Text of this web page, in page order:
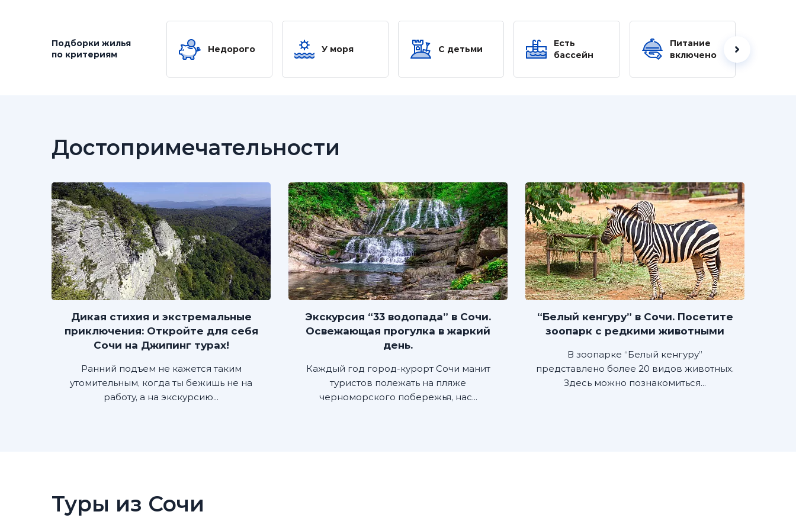
Подборки жилья
по критериям
Недорого У моря С детьми
Есть
бассейн
Питание
включено
Достопримечательности
Дикая стихия и экстремальные
приключения: Откройте для себя
Сочи на Джипинг турах!
Ранний подъем не кажется таким
утомительным, когда ты бежишь не на
работу, а на экскурсию...
Экскурсия “33 водопада” в Сочи.
Освежающая прогулка в жаркий
день.
Каждый год город-курорт Сочи манит
туристов полежать на пляже
черноморского побережья, нас...
“Белый кенгуру” в Сочи. Посетите
зоопарк с редкими животными
В зоопарке “Белый кенгуру”
представлено более 20 видов животных.
Здесь можно познакомиться...
Туры из Сочи